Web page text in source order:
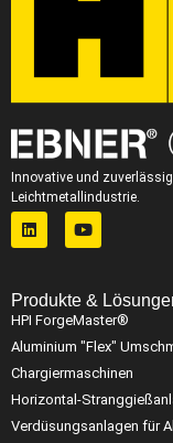
Innovative und
Leichtmetallindustrie.
Produkte &
HPI ForgeMaster®
Aluminium "Flex"
Chargiermaschinen
Horizontal-
Verdüsungsanlagen für